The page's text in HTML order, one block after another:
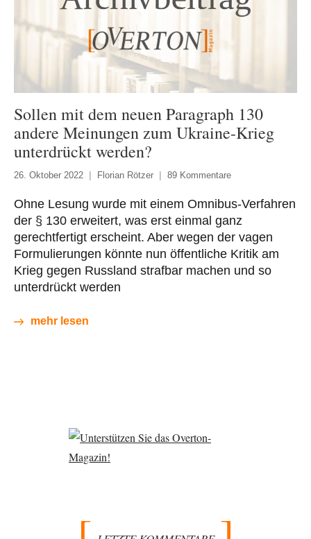
Sollen mit dem neuen Paragraph 130
andere Meinungen zum Ukraine-Krieg
unterdrückt werden?
26. Oktober 2022 Florian Rötzer 89 Kommentare
Ohne Lesung wurde mit einem Omnibus-Verfahren
der § 130 erweitert, was erst einmal ganz
gerechtfertigt erscheint. Aber wegen der vagen
Formulierungen könnte nun öffentliche Kritik am
Krieg gegen Russland strafbar machen und so
unterdrückt werden
mehr lesen